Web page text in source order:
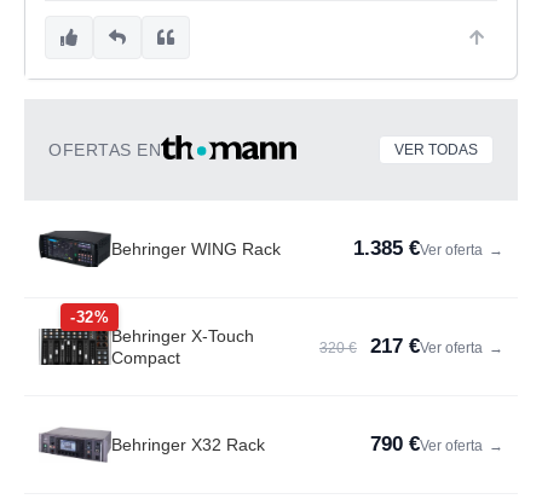
OFERTAS EN VER TODAS
Behringer WING Rack 1.385 €Ver oferta →
-32%
Behringer X-Touch
Compact
320 € 217 €Ver oferta →
Behringer X32 Rack 790 €Ver oferta →